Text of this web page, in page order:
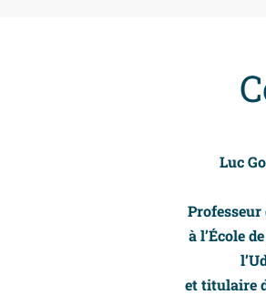
Luc
à l’École
et titulaire